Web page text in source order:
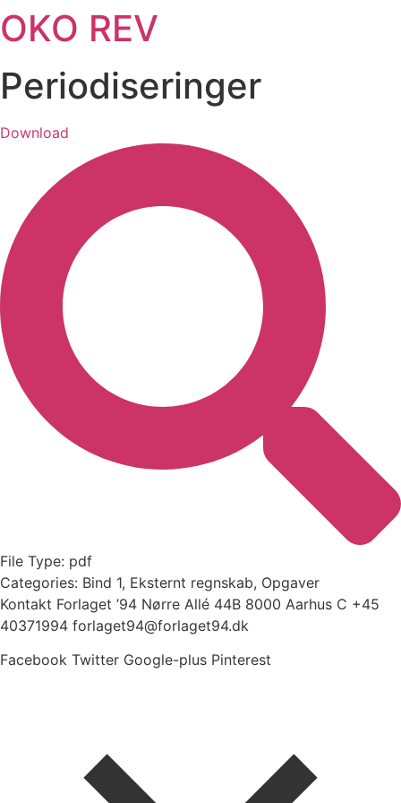
Videre
til
OKO REV
Periodiseringer
Download
File Type: pdf
Categories: Bind 1, Eksternt regnskab, Opgaver
Kontakt Forlaget ’94 Nørre Allé 44B 8000 Aarhus C +45
40371994 forlaget94@forlaget94.dk
Facebook Twitter Google-plus Pinterest